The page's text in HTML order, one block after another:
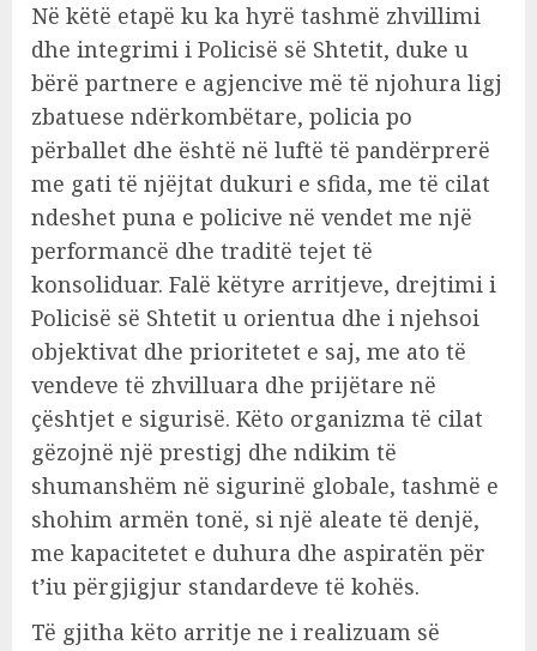
Në këtë etapë ku ka hyrë tashmë zhvillimi
dhe integrimi i Policisë së Shtetit, duke u
bërë partnere e agjencive më të njohura ligj
zbatuese ndërkombëtare, policia po
përballet dhe është në luftë të pandërprerë
me gati të njëjtat dukuri e sfida, me të cilat
ndeshet puna e policive në vendet me një
performancë dhe traditë tejet të
konsoliduar. Falë këtyre arritjeve, drejtimi i
Policisë së Shtetit u orientua dhe i njehsoi
objektivat dhe prioritetet e saj, me ato të
vendeve të zhvilluara dhe prijëtare në
çështjet e sigurisë. Këto organizma të cilat
gëzojnë një prestigj dhe ndikim të
shumanshëm në sigurinë globale, tashmë e
shohim armën tonë, si një aleate të denjë,
me kapacitetet e duhura dhe aspiratën për
t’iu përgjigjur standardeve të kohës.
Të gjitha këto arritje ne i realizuam së